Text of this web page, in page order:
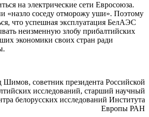
на электрические сети Евросоюза.
«назло соседу отморожу уши». Поэтому
что успешная эксплуатация БелАЭС
неизменную злобу прибалтийских
экономики своих стран ради
Шимов, советник президента Российской
исследований, старший научный
белорусских исследований Института
Европы РАН